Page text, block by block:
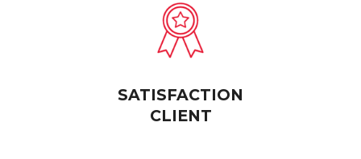
SATISFACTION
CLIENT